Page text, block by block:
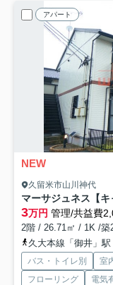
アパート
NEW
久留米市山川神代
マーサジュネス【キ
3万円 管理/共益費
2階 / 26.71㎡ / 1K /築
久大本線「御井」
バス・トイレ別 室
フローリング
電気